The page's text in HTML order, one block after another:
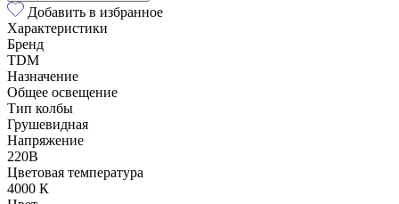
Добавить в избранное
Характеристики
Бренд
TDM
Назначение
Общее освещение
Тип колбы
Грушевидная
Напряжение
220В
Цветовая температура
4000 К